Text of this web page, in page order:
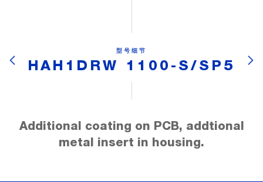
型号细节
HAH1DRW 1100-S/SP5
Additional coating on PCB, addtional
metal insert in housing.